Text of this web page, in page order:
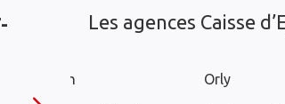
Les agences Caisse
Valenton Orly